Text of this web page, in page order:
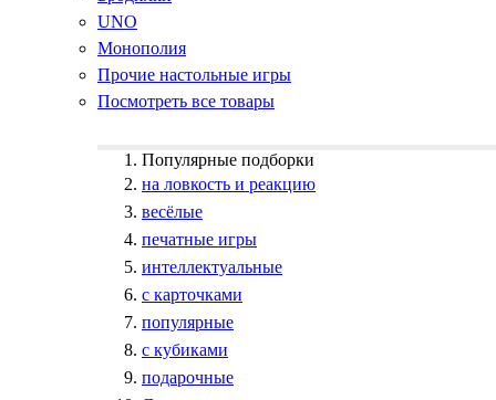
UNO
Монополия
Прочие настольные игры
Посмотреть все товары
Популярные подборки
на ловкость и реакцию
весёлые
печатные игры
интеллектуальные
с карточками
популярные
с кубиками
подарочные